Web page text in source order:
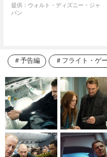
提供：ウォルト・ディズニー・ジャ
パン
予告編 フライト・ゲ